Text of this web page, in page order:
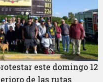
este domingo 12
de las rutas